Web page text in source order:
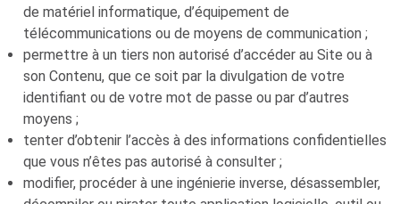
de matériel informatique, d’équipement de
télécommunications ou de moyens de communication ;
permettre à un tiers non autorisé d’accéder au Site ou à
son Contenu, que ce soit par la divulgation de votre
identifiant ou de votre mot de passe ou par d’autres
moyens ;
tenter d’obtenir l’accès à des informations confidentielles
que vous n’êtes pas autorisé à consulter ;
modifier, procéder à une ingénierie inverse, désassembler,